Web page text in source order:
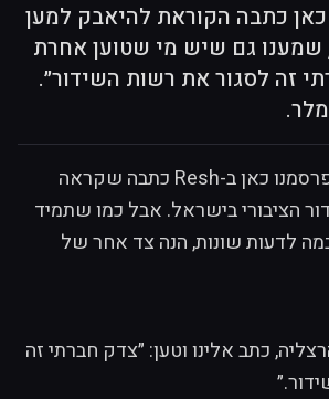
כתבה הקוראת להיאבק למען
שמענו גם שיש מי שטוען אחרת
זה לסגור את רשות השידור״.
לפני כמה שבועות פרסמנו כאן ב-Resh כתבה שקראה
הציבורי בישראל. אבל כמו שתמיד
לדעות שונות, הנה צד אחר של
מלר, בן 17 מהרצליה, כתב אלינו וטען: ״צדק חברתי זה